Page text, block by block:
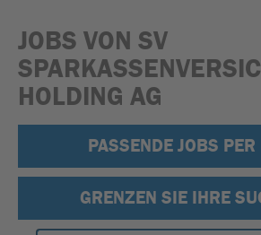
JOBS VON SV
HOLDING AG
PASSENDE JOBS
GRENZEN SIE IHRE